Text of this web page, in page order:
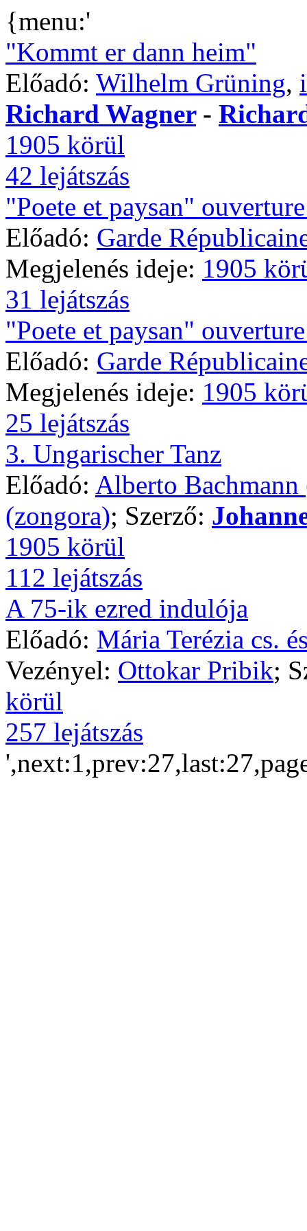
{menu:'
"Kommt er dann heim"
Előadó: Wilhelm Grüning,
Richard Wagner-
1905 körül
42 lejátszás
"Poete et paysan"
Előadó: Garde
Megjelenés ideje: 1905
31 lejátszás
"Poete et paysan"
Előadó: Garde
Megjelenés ideje: 1905
25 lejátszás
3. Ungarischer Tanz
Előadó: Alberto Bachmann
(zongora); Szerző:
1905 körül
112 lejátszás
A 75-ik ezred indulója
Előadó: Mária Terézia cs.
Vezényel: Ottokar Pribik;
körül
257 lejátszás